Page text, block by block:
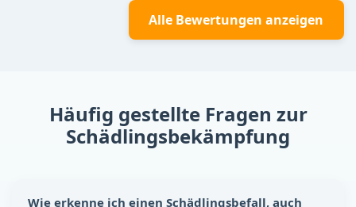
Alle Bewertungen anzeigen
Häufig gestellte Fragen zur
Schädlingsbekämpfung
Wie erkenne ich einen Schädlingsbefall, auch